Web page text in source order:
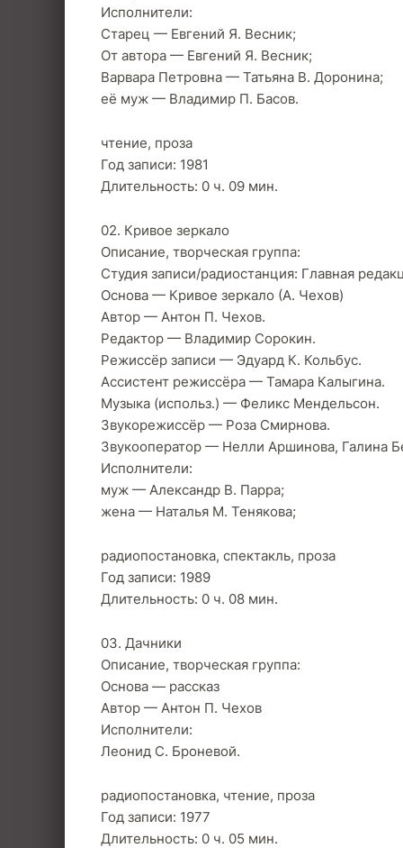
Исполнители:
Старец — Евгений Я. Весник;
От автора — Евгений Я. Весник;
Варвара Петровна — Татьяна В. Доронина;
её муж — Владимир П. Басов.
чтение, проза
Год записи: 1981
Длительность: 0 ч. 09 мин.
02. Кривое зеркало
Описание, творческая группа:
Студия записи/радиостанция: Главная
Основа — Кривое зеркало (А. Чехов)
Автор — Антон П. Чехов.
Редактор — Владимир Сорокин.
Режиссёр записи — Эдуард К. Кольбус.
Ассистент режиссёра — Тамара Калыгина.
Музыка (использ.) — Феликс Мендельсон.
Звукорежиссёр — Роза Смирнова.
Звукооператор — Нелли Аршинова, Галина
Исполнители:
муж — Александр В. Парра;
жена — Наталья М. Тенякова;
радиопостановка, спектакль, проза
Год записи: 1989
Длительность: 0 ч. 08 мин.
03. Дачники
Описание, творческая группа:
Основа — рассказ
Автор — Антон П. Чехов
Исполнители:
Леонид С. Броневой.
радиопостановка, чтение, проза
Год записи: 1977
Длительность: 0 ч. 05 мин.